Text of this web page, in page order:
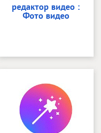
редактор видео :
Фото видео